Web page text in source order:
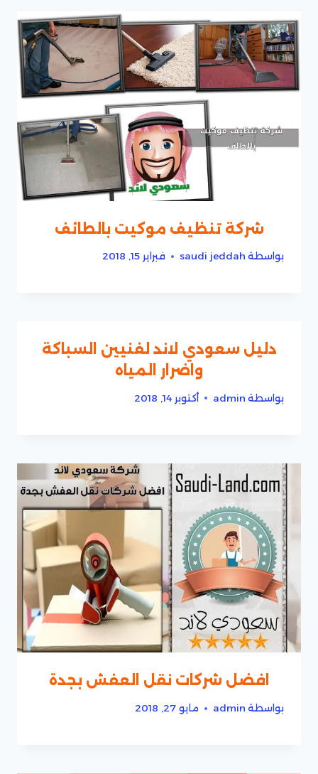
شركة تنظيف موكيت بالطائف
بواسطة saudi jeddah فبراير 15, 2018
دليل سعودي لاند لفنيين السباكة
واضرار المياه
بواسطة admin أكتوبر 14, 2018
افضل شركات نقل العفش بجدة
بواسطة admin مايو 27, 2018